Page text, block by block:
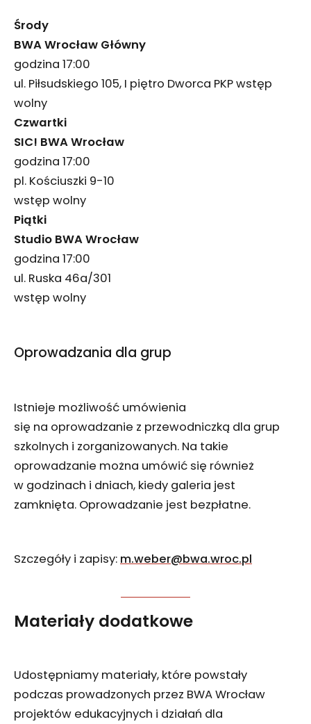
Środy
BWA Wrocław Główny
godzina 17:00
ul. Piłsudskiego 105, I piętro Dworca PKP wstęp
wolny
Czwartki
SIC! BWA Wrocław
godzina 17:00
pl. Kościuszki 9-10
wstęp wolny
Piątki
Studio BWA Wrocław
godzina 17:00
ul. Ruska 46a/301
wstęp wolny
Oprowadzania dla grup
Istnieje możliwość umówienia
się na oprowadzanie z przewodniczką dla grup
szkolnych i zorganizowanych. Na takie
oprowadzanie można umówić się również
w godzinach i dniach, kiedy galeria jest
zamknięta. Oprowadzanie jest bezpłatne.
Szczegóły i zapisy: m.weber@bwa.wroc.pl
Materiały dodatkowe
Udostępniamy materiały, które powstały
podczas prowadzonych przez BWA Wrocław
projektów edukacyjnych i działań dla